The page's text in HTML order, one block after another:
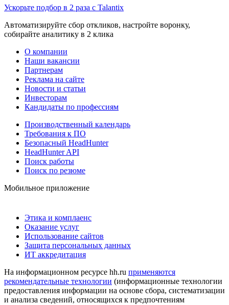
Ускорьте подбор в 2 раза с Talantix
Автоматизируйте сбор откликов, настройте воронку,
собирайте аналитику в 2 клика
О компании
Наши вакансии
Партнерам
Реклама на сайте
Новости и статьи
Инвесторам
Кандидаты по профессиям
Производственный календарь
Требования к ПО
Безопасный HeadHunter
HeadHunter API
Поиск работы
Поиск по резюме
Мобильное приложение
Этика и комплаенс
Оказание услуг
Использование сайтов
Защита персональных данных
ИТ аккредитация
На информационном ресурсе hh.ru применяются
рекомендательные технологии (информационные технологии
предоставления информации на основе сбора, систематизации
и анализа сведений, относящихся к предпочтениям